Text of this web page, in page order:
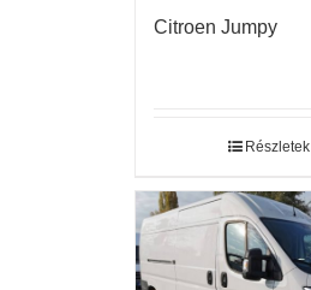
Citroen Jumpy
Részletek